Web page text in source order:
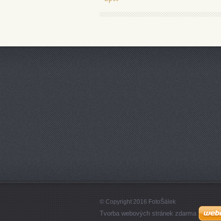
© Copyright 2016 FotoŠálek
Tvorba webových stránek zdarma